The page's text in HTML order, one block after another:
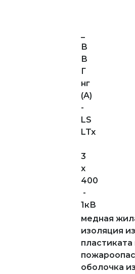
_
В
В
Г
нг
(A)
-
LS
LTx
3
х
400
-
1кВ
медная
изоляция
оболочка